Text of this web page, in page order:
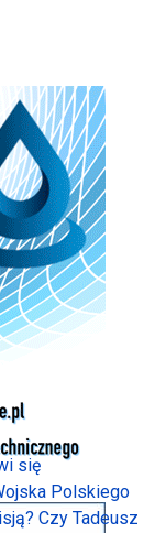
się
Polskiego
Czy Tadeusz